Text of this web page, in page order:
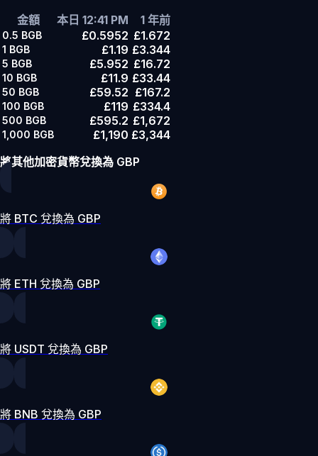
金額
本日 12:41 PM 1 年前
0.5 BGB £0.5952 £1.672
1 BGB £1.19 £3.344
5 BGB £5.952 £16.72
10 BGB £11.9 £33.44
50 BGB £59.52 £167.2
100 BGB £119 £334.4
500 BGB £595.2 £1,672
1,000 BGB £1,190 £3,344
將其他加密貨幣兌換為 GBP
將 BTC 兌換為 GBP
將 ETH 兌換為 GBP
將 USDT 兌換為 GBP
將 BNB 兌換為 GBP